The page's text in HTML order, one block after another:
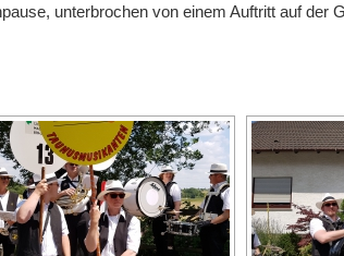
unterbrochen von einem Auftritt auf der